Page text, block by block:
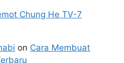
Chung He TV-7
on Cara Membuat